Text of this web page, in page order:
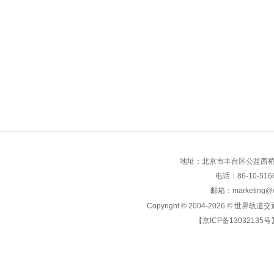
地址：北京市丰台区公益西
电话：86-10-
邮箱：
Copyright © 2004-2026 © 世界轨道交
【京ICP备13032135